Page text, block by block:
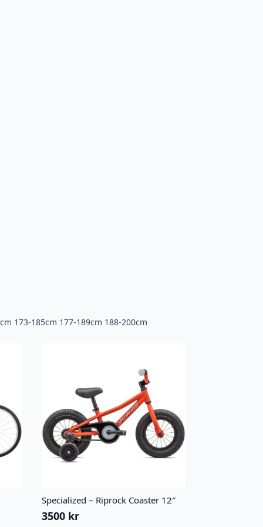
173-185cm 177-189cm 188-200cm
Specialized – Riprock Coaster 12″
3500 kr